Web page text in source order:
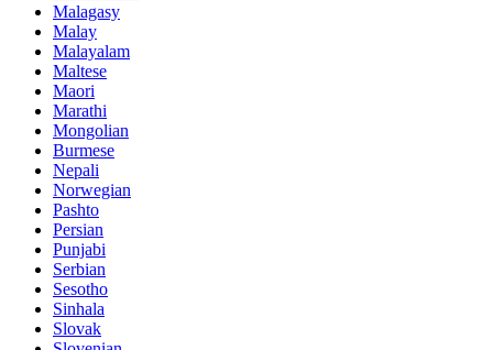
Malagasy
Malay
Malayalam
Maltese
Maori
Marathi
Mongolian
Burmese
Nepali
Norwegian
Pashto
Persian
Punjabi
Serbian
Sesotho
Sinhala
Slovak